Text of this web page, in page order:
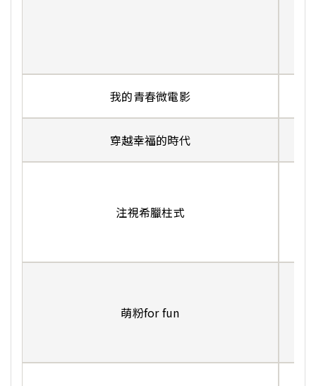
我的青春微電影
穿越幸福的時代
注視希臘柱式
萌粉for fun